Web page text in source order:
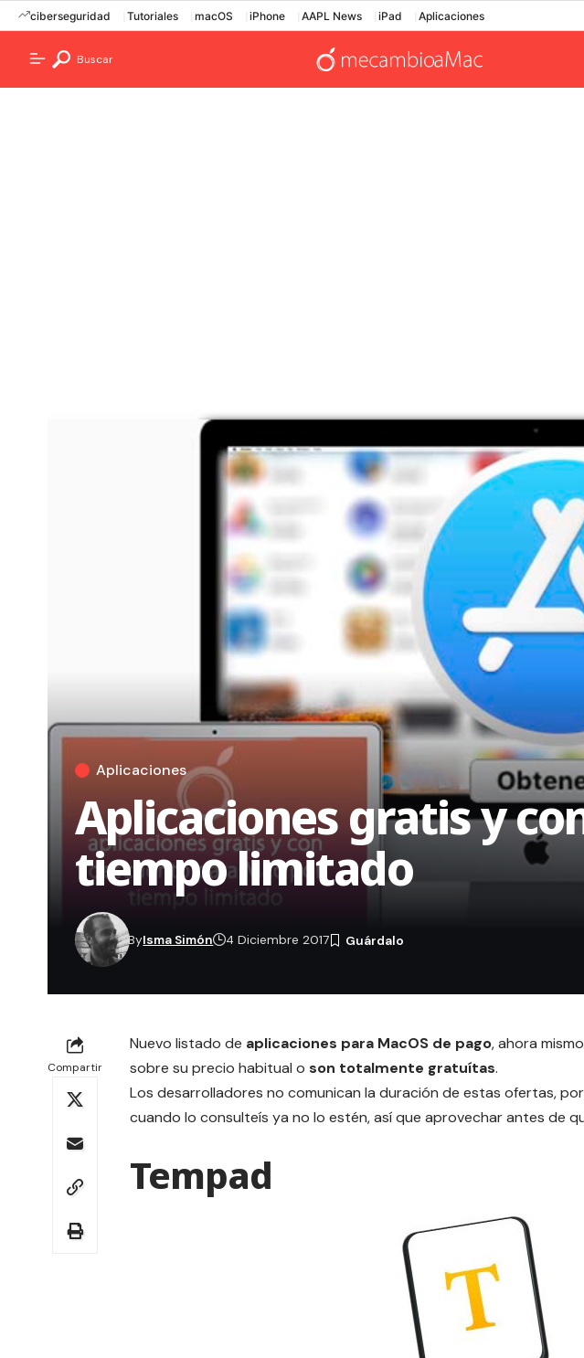
ciberseguridad Tutoriales macOS iPhone AAPL News iPad Aplicaciones
Buscar
Aplicaciones
Aplicaciones gratis y
tiempo limitado
ByIsma Simón 4 Diciembre 2017
Compartir
Nuevo listado de aplicaciones para MacOS de pago, ahora
sobre su precio habitual o son totalmente gratuítas.
Los desarrolladores no comunican la duración de estas ofertas,
cuando lo consulteís ya no lo estén, así que aprovechar antes de
Tempad